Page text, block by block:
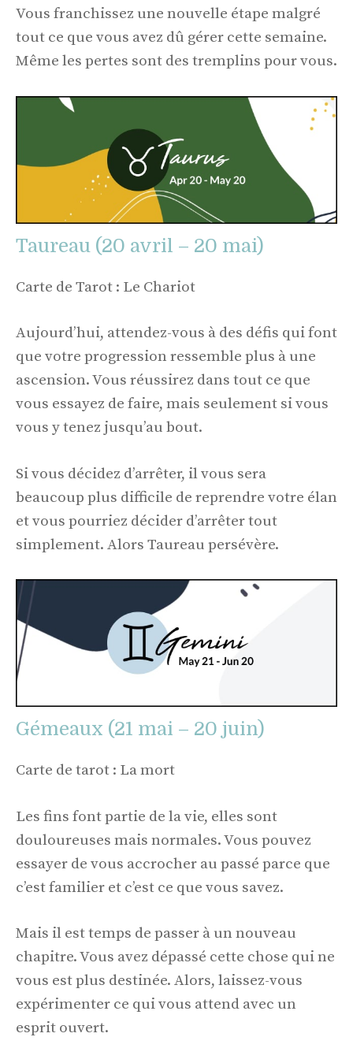
Vous franchissez une nouvelle étape malgré
tout ce que vous avez dû gérer cette semaine.
Même les pertes sont des tremplins pour vous.
Taureau (20 avril – 20 mai)
Carte de Tarot : Le Chariot
Aujourd’hui, attendez-vous à des défis qui font
que votre progression ressemble plus à une
ascension. Vous réussirez dans tout ce que
vous essayez de faire, mais seulement si vous
vous y tenez jusqu’au bout.
Si vous décidez d’arrêter, il vous sera
beaucoup plus difficile de reprendre votre élan
et vous pourriez décider d’arrêter tout
simplement. Alors Taureau persévère.
Gémeaux (21 mai – 20 juin)
Carte de tarot : La mort
Les fins font partie de la vie, elles sont
douloureuses mais normales. Vous pouvez
essayer de vous accrocher au passé parce que
c’est familier et c’est ce que vous savez.
Mais il est temps de passer à un nouveau
chapitre. Vous avez dépassé cette chose qui ne
vous est plus destinée. Alors, laissez-vous
expérimenter ce qui vous attend avec un
esprit ouvert.